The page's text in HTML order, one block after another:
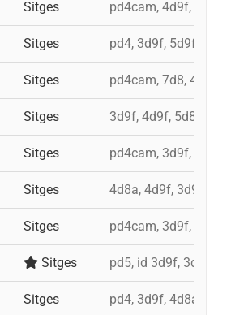
Sitges pd4cam, 4d9f, 3d9f,
Sitges pd4, 3d9f, 5d9fc,
Sitges pd4cam, 7d8, 4d9f,
Sitges 3d9f, 4d9f, 5d8, pd7f
Sitges pd4cam, 3d9f,
Sitges 4d8a, 4d9f, 3d9f,
Sitges pd4cam, 3d9f,
Sitges pd5, id 3d9f, 3d9f,
Sitges pd4, 3d9f, 4d8a,